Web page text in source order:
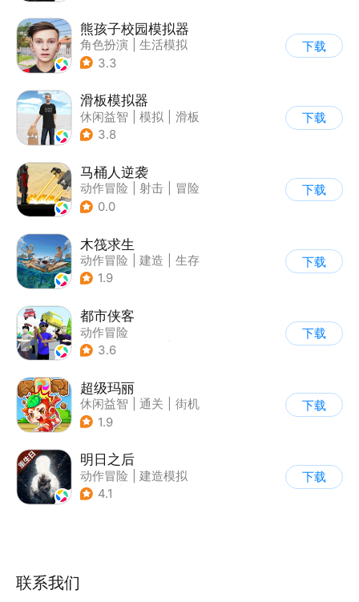
熊孩子校园模拟器
角色扮演
生活模拟
| 写实
3.3
下载
滑板模拟器
休闲益智 模拟
滑板
| 卡通
3.8
下载
马桶人逆袭
动作冒险 射击
冒险
| 像素风
0.0
下载
木筏求生
动作冒险 建造
生存
| 写实
1.9
下载
都市侠客
动作冒险
| 第一人称射击
3.6
下载
超级玛丽
休闲益智 通关
街机
| 儿童游戏
1.9
下载
明日之后
动作冒险
建造模拟
| 丧尸
4.1
下载
联系我们